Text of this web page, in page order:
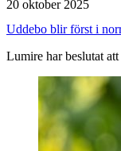
20 oktober 2025
Uddebo blir först i
Lumire har beslutat